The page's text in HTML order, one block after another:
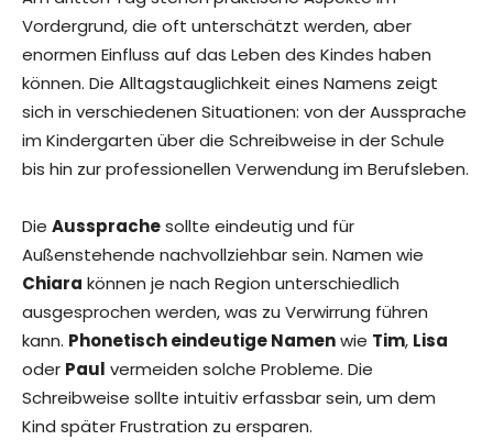
Vordergrund, die oft unterschätzt werden, aber
enormen Einfluss auf das Leben des Kindes haben
können. Die Alltagstauglichkeit eines Namens zeigt
sich in verschiedenen Situationen: von der Aussprache
im Kindergarten über die Schreibweise in der Schule
bis hin zur professionellen Verwendung im Berufsleben.
Die Aussprachesollte eindeutig und für
Außenstehende nachvollziehbar sein. Namen wie
Chiara können je nach Region unterschiedlich
ausgesprochen werden, was zu Verwirrung führen
kann. Phonetisch eindeutige Namenwie Tim, Lisa
oder Paul vermeiden solche Probleme. Die
Schreibweise sollte intuitiv erfassbar sein, um dem
Kind später Frustration zu ersparen.